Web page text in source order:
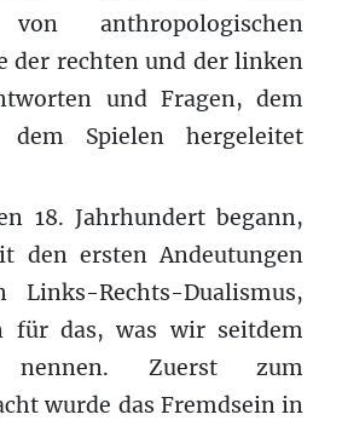
anthropologischen
der rechten und der linken
und Fragen, dem
Spielen hergeleitet
18. Jahrhundert begann,
den ersten Andeutungen
Links-Rechts-Dualismus,
für das, was wir seitdem
nennen. Zuerst zum
wurde das Fremdsein in